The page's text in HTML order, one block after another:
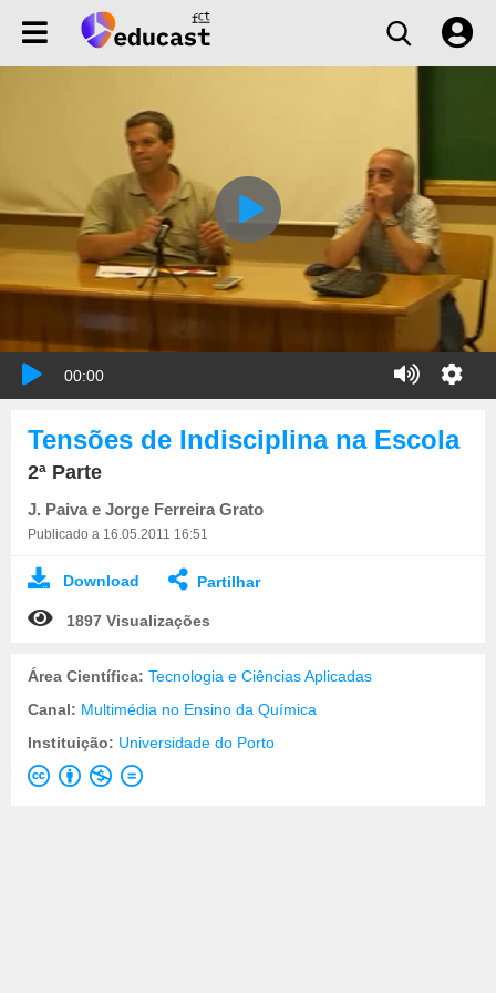
00:00
Tensões de Indisciplina na Escola
2ª Parte
J. Paiva e Jorge Ferreira Grato
Publicado a 16.05.2011 16:51
Download Partilhar
1897 Visualizações
Área Científica: Tecnologia e Ciências Aplicadas
Canal: Multimédia no Ensino da Química
Instituição: Universidade do Porto